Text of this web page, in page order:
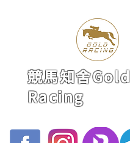
競馬知舍Gold
Racing